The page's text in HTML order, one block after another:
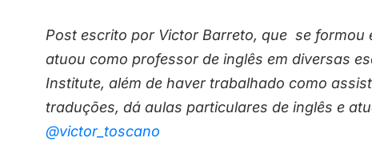
Post escrito por Victor Barreto, que se formou
atuou como professor de inglês em diversas
Institute, além de haver trabalhado como
traduções, dá aulas particulares de inglês e
@victor_toscano